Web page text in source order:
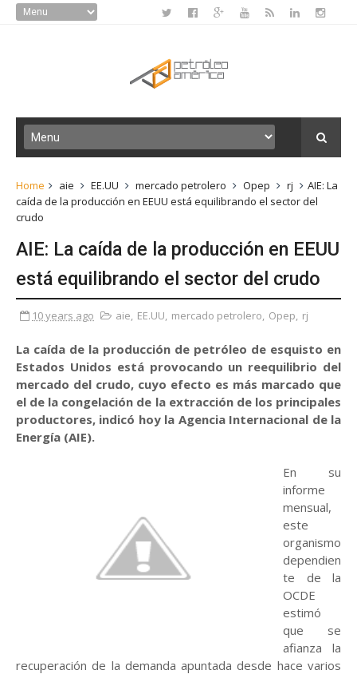
Home aie EE.UU mercado petrolero Opep rj
AIE: La
caída de la producción en EEUU está equilibrando el sector del
crudo
AIE: La caída de la producción en EEUU
está equilibrando el sector del crudo
10 years ago aie, EE.UU, mercado petrolero, Opep, rj
La caída de la producción de petróleo de esquisto en
Estados Unidos está provocando un reequilibrio del
mercado del crudo, cuyo efecto es más marcado que
el de la congelación de la extracción de los principales
productores, indicó hoy la Agencia Internacional de la
Energía (AIE).
En su
informe
mensual,
este
organismo
dependien
te de la
OCDE
estimó
que se
afianza la
recuperación de la demanda apuntada desde hace varios